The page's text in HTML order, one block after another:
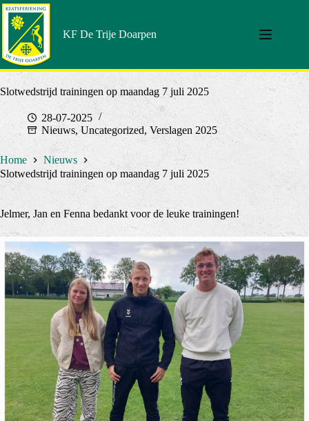
Doorgaan
naar
artikel
KF De Trije Doarpen
Slotwedstrijd trainingen op maandag 7 juli 2025
28-07-2025
Nieuws,Uncategorized, Verslagen 2025
Home
Nieuws
Slotwedstrijd trainingen op maandag 7 juli 2025
Jelmer, Jan en Fenna bedankt voor de leuke trainingen!